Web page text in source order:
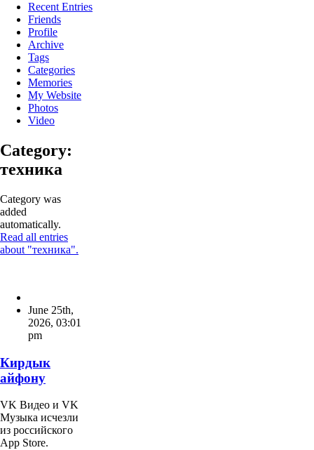
Recent Entries
Friends
Profile
Archive
Tags
Categories
Memories
My Website
Photos
Video
Category:
техника
Category was
added
automatically.
Read all entries
about "техника".
June 25th,
2026, 03:01
pm
Кирдык
айфону
VK Видео и VK
Музыка исчезли
из российского
App Store.